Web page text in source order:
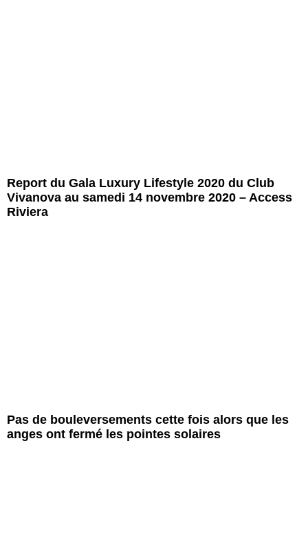
Report du Gala Luxury Lifestyle 2020 du Club
Vivanova au samedi 14 novembre 2020 – Access
Riviera
Pas de bouleversements cette fois alors que les
anges ont fermé les pointes solaires